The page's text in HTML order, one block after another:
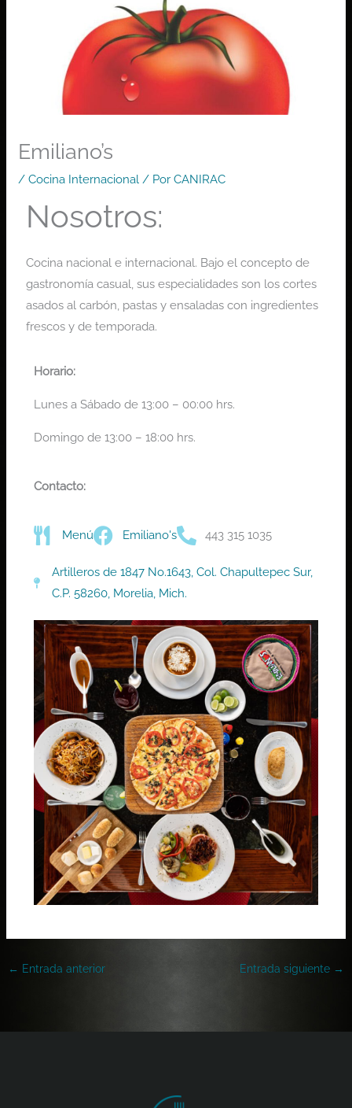
Emiliano’s
/Cocina Internacional / PorCANIRAC
Nosotros:
Cocina nacional e internacional. Bajo el concepto de
gastronomía casual, sus especialidades son los cortes
asados al carbón, pastas y ensaladas con ingredientes
frescos y de temporada.
Horario:
Lunes a Sábado de 13:00 – 00:00 hrs.
Domingo de 13:00 – 18:00 hrs.
Contacto:
Menú Emiliano's 443 315 1035
Artilleros de 1847 No.1643, Col. Chapultepec Sur,
C.P. 58260, Morelia, Mich.
← Entrada anterior Entrada siguiente →